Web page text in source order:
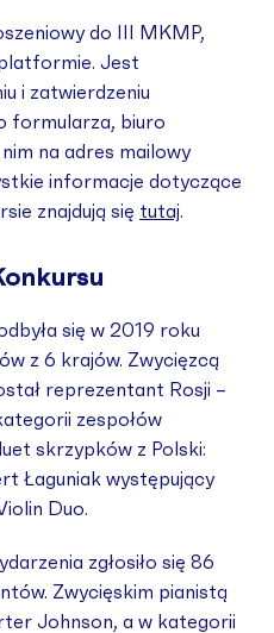
do III MKMP,
Jest
i zatwierdzeniu
formularza, biuro
na adres mailowy
informacje dotyczące
znajdują się tutaj.
się w 2019 roku
z 6 krajów. Zwycięzcą
reprezentant Rosji –
zespołów
skrzypków z Polski:
Łaguniak występujący
Duo.
zgłosiło się 86
Zwycięskim pianistą
Johnson, a w kategorii